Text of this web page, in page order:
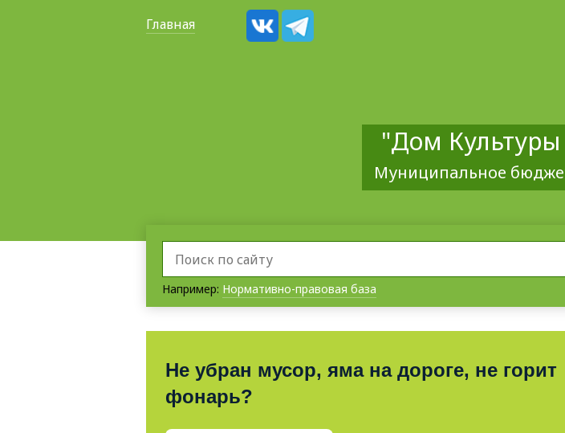
Главная
"Дом Культуры
Муниципальное
Например: Нормативно-правовая база
Не убран мусор, яма на дороге, не горит
фонарь?